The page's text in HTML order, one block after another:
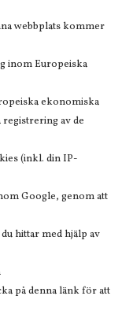
webbplats kommer
inom Europeiska
ekonomiska
av de
(inkl. din IP-
Google, genom att
hittar med hjälp av
på denna länk för att